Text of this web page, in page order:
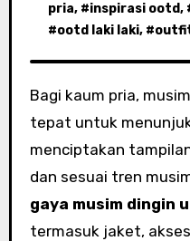
pria, #inspirasi ootd,
#ootd laki laki, #
Bagi kaum pria, musim dingin adalah saat yang
tepat untuk
menciptakan
dan sesuai tren
gaya musim dingin
termasuk jaket,